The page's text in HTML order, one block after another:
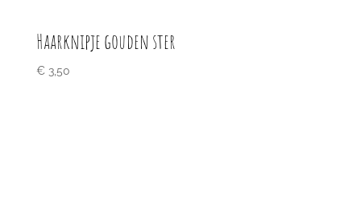
Haarknipje gouden ster
€3,50